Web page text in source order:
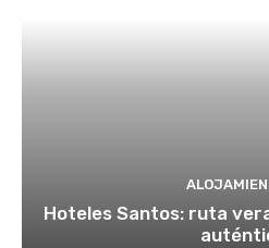
Hoteles Santos: ruta